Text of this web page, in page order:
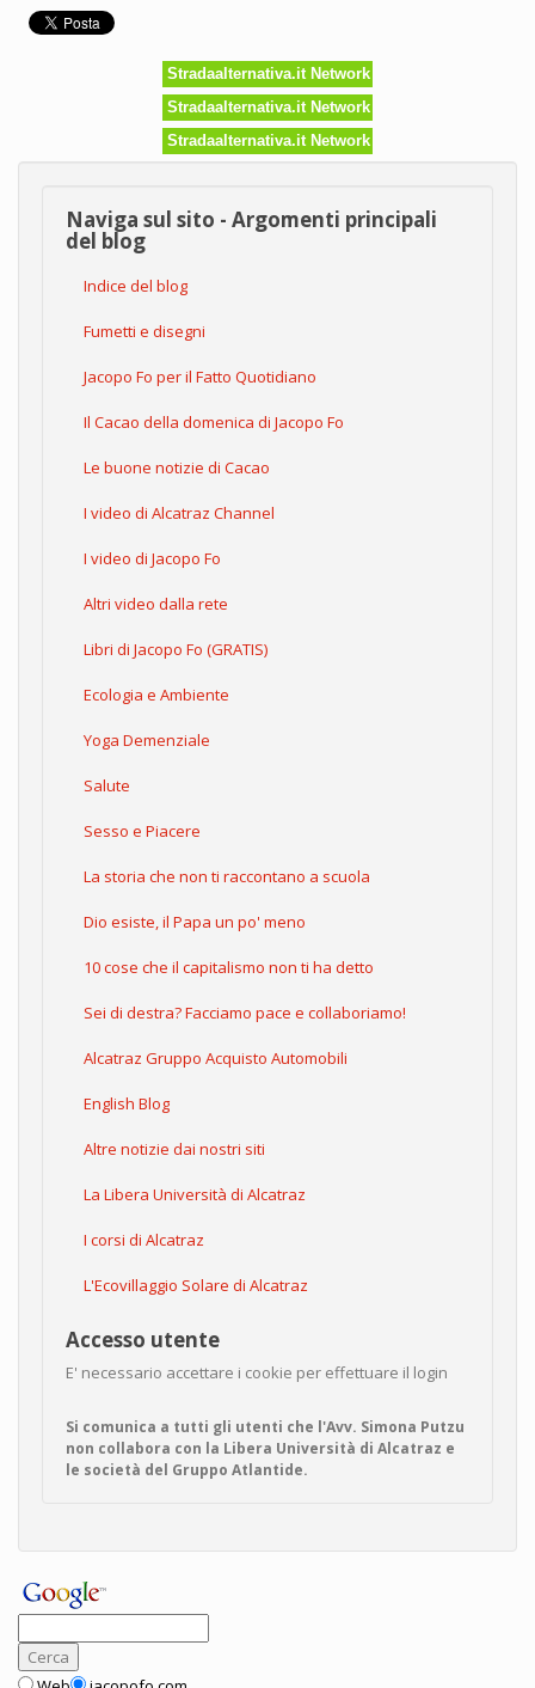
Stradaalternativa.it Network
Stradaalternativa.it Network
Stradaalternativa.it Network
Naviga sul sito - Argomenti principali
del blog
Indice del blog
Fumetti e disegni
Jacopo Fo per il Fatto Quotidiano
Il Cacao della domenica di Jacopo Fo
Le buone notizie di Cacao
I video di Alcatraz Channel
I video di Jacopo Fo
Altri video dalla rete
Libri di Jacopo Fo (GRATIS)
Ecologia e Ambiente
Yoga Demenziale
Salute
Sesso e Piacere
La storia che non ti raccontano a scuola
Dio esiste, il Papa un po' meno
10 cose che il capitalismo non ti ha detto
Sei di destra? Facciamo pace e collaboriamo!
Alcatraz Gruppo Acquisto Automobili
English Blog
Altre notizie dai nostri siti
La Libera Università di Alcatraz
I corsi di Alcatraz
L'Ecovillaggio Solare di Alcatraz
Accesso utente
E' necessario accettare i cookie per effettuare il login
Si comunica a tutti gli utenti che l'Avv. Simona Putzu
non collabora con la Libera Università di Alcatraz e
le società del Gruppo Atlantide.